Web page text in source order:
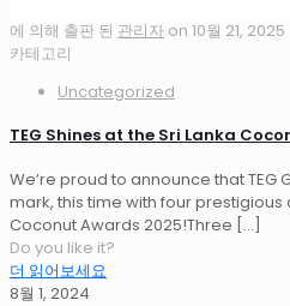
에 의해 출판 된 관리자 on 10월 21, 2025
카테고리
Uncategorized
TEG Shines at the Sri Lanka
We’re proud to announce that
mark, this time with four prestigious
Coconut Awards 2025!Three […]
Do you like it?
더 읽어보세요
8월 1, 2024